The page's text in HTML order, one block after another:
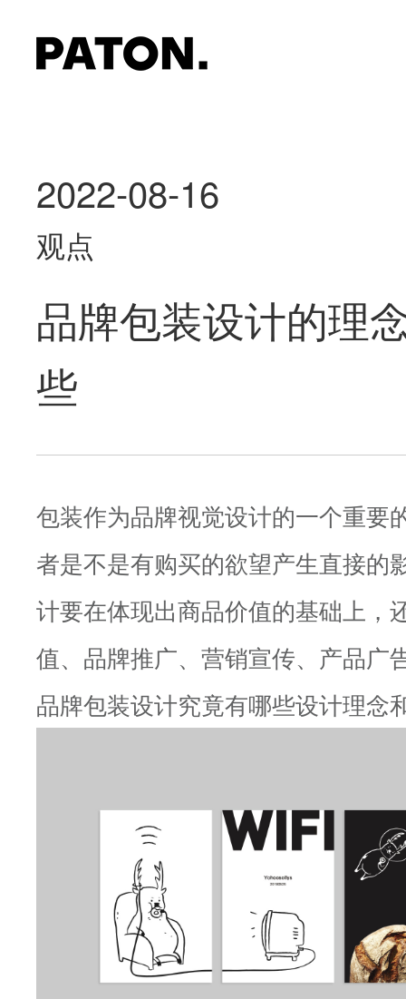
2022-08-16
观点
品牌包装设计的理
些
包装作为品牌视觉设计的一个重要
者是不是有购买的欲望产生直接的
计要在体现出商品价值的基础上，
值、品牌推广、营销宣传、产品广
品牌包装设计究竟有哪些设计理念